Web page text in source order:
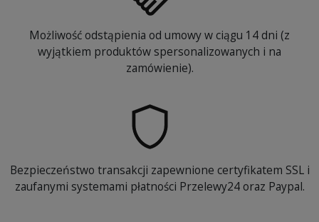
Możliwość odstąpienia od umowy w ciągu 14 dni (z
wyjątkiem produktów spersonalizowanych i na
zamówienie).
Bezpieczeństwo transakcji zapewnione certyfikatem SSL i
zaufanymi systemami płatności Przelewy24 oraz Paypal.